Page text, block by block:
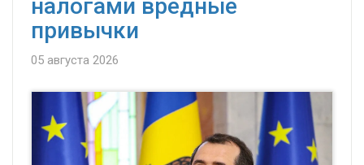
налогами вредные
привычки
05 августа 2026